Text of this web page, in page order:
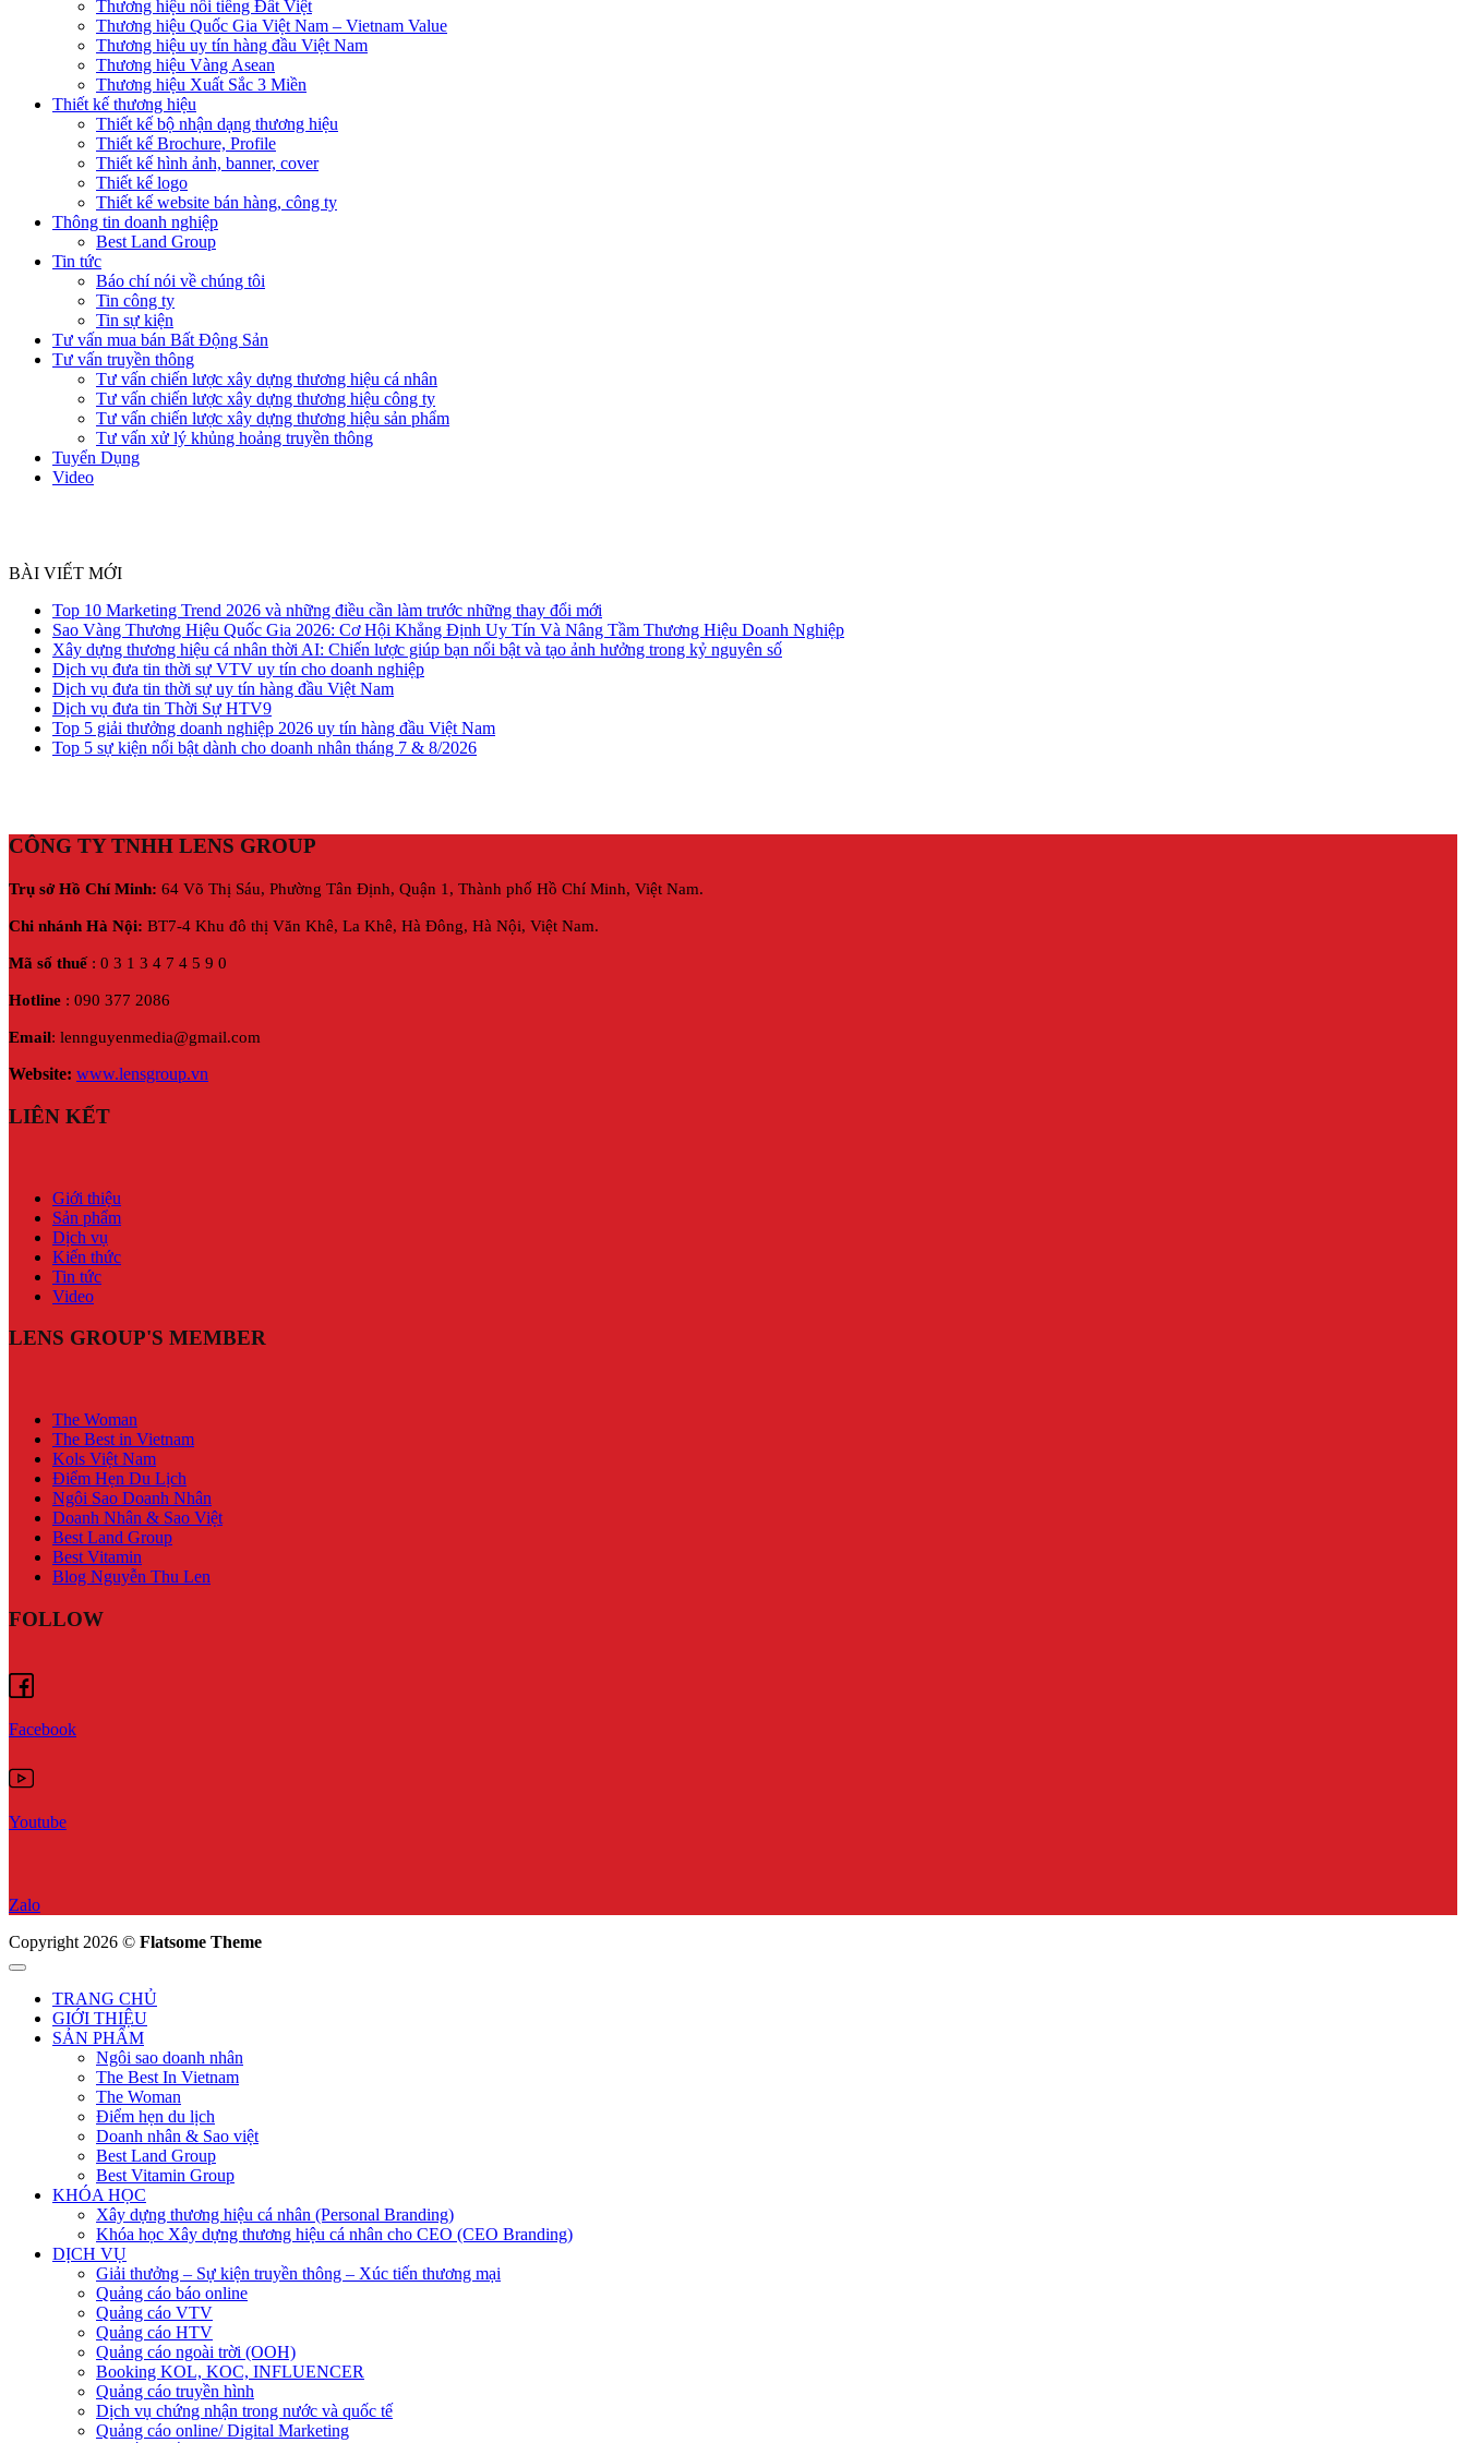
Thương hiệu nổi tiếng Đất Việt
Thương hiệu Quốc Gia Việt Nam – Vietnam Value
Thương hiệu uy tín hàng đầu Việt Nam
Thương hiệu Vàng Asean
Thương hiệu Xuất Sắc 3 Miền
Thiết kế thương hiệu
Thiết kế bộ nhận dạng thương hiệu
Thiết kế Brochure, Profile
Thiết kế hình ảnh, banner, cover
Thiết kế logo
Thiết kế website bán hàng, công ty
Thông tin doanh nghiệp
Best Land Group
Tin tức
Báo chí nói về chúng tôi
Tin công ty
Tin sự kiện
Tư vấn mua bán Bất Động Sản
Tư vấn truyền thông
Tư vấn chiến lược xây dựng thương hiệu cá nhân
Tư vấn chiến lược xây dựng thương hiệu công ty
Tư vấn chiến lược xây dựng thương hiệu sản phẩm
Tư vấn xử lý khủng hoảng truyền thông
Tuyển Dụng
Video
BÀI VIẾT MỚI
Top 10 Marketing Trend 2026 và những điều cần làm trước những thay đổi mới
Sao Vàng Thương Hiệu Quốc Gia 2026: Cơ Hội Khẳng Định Uy Tín Và Nâng Tầm Thương Hiệu Doanh Nghiệp
Xây dựng thương hiệu cá nhân thời AI: Chiến lược giúp bạn nổi bật và tạo ảnh hưởng trong kỷ nguyên số
Dịch vụ đưa tin thời sự VTV uy tín cho doanh nghiệp
Dịch vụ đưa tin thời sự uy tín hàng đầu Việt Nam
Dịch vụ đưa tin Thời Sự HTV9
Top 5 giải thưởng doanh nghiệp 2026 uy tín hàng đầu Việt Nam
Top 5 sự kiện nổi bật dành cho doanh nhân tháng 7 & 8/2026
CÔNG TY TNHH LENS GROUP
Trụ sở Hồ Chí Minh: 64 Võ Thị Sáu, Phường Tân Định, Quận 1, Thành phố Hồ Chí Minh, Việt Nam.
Chi nhánh Hà Nội: BT7-4 Khu đô thị Văn Khê, La Khê, Hà Đông, Hà Nội, Việt Nam.
Mã số thuế: 0 3 1 3 4 7 4 5 9 0
Hotline : 090 377 2086
Email: lennguyenmedia@gmail.com
Website: www.lensgroup.vn
LIÊN KẾT
Giới thiệu
Sản phẩm
Dịch vụ
Kiến thức
Tin tức
Video
LENS GROUP'S MEMBER
The Woman
The Best in Vietnam
Kols Việt Nam
Điểm Hẹn Du Lịch
Ngôi Sao Doanh Nhân
Doanh Nhân & Sao Việt
Best Land Group
Best Vitamin
Blog Nguyễn Thu Len
FOLLOW
Facebook
Youtube
Zalo
Copyright 2026 © Flatsome Theme
TRANG CHỦ
GIỚI THIỆU
SẢN PHẨM
Ngôi sao doanh nhân
The Best In Vietnam
The Woman
Điểm hẹn du lịch
Doanh nhân & Sao việt
Best Land Group
Best Vitamin Group
KHÓA HỌC
Xây dựng thương hiệu cá nhân (Personal Branding)
Khóa học Xây dựng thương hiệu cá nhân cho CEO (CEO Branding)
DỊCH VỤ
Giải thưởng – Sự kiện truyền thông – Xúc tiến thương mại
Quảng cáo báo online
Quảng cáo VTV
Quảng cáo HTV
Quảng cáo ngoài trời (OOH)
Booking KOL, KOC, INFLUENCER
Quảng cáo truyền hình
Dịch vụ chứng nhận trong nước và quốc tế
Quảng cáo online/ Digital Marketing